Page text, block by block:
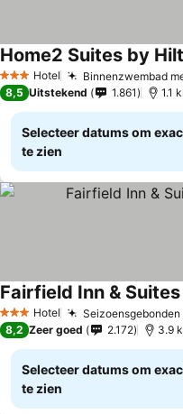
3 SterrenHotel Binnenzwembad
8,5 Uitstekend 1.861 1.1
Selecteer datums om
te zien
3 SterrenHotel
Fairfield Inn &
8,2 Zeer goed 2.172 3.9
Selecteer datums om
te zien